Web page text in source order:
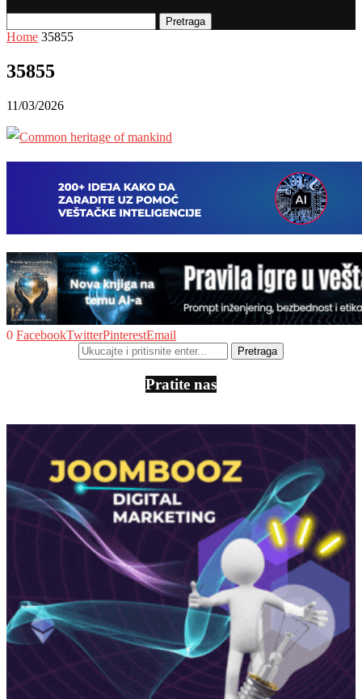
Pretraga
Home 35855
35855
11/03/2026
0 FacebookTwitterPinterestEmail
Pratite nas